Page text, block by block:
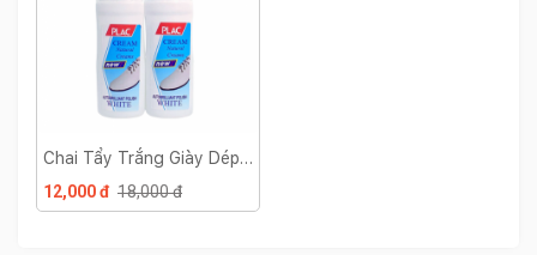
Chai Tẩy Trắng Giày Dép
Kèm Đầu Cọ
12,000 đ 18,000 đ